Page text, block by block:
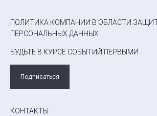
ПОЛИТИКА КОМПАНИИ В ОБЛАСТИ
ПЕРСОНАЛЬНЫХ ДАННЫХ
БУДЬТЕ В КУРСЕ СОБЫТИЙ ПЕРВЫМИ
Подписаться
КОНТАКТЫ